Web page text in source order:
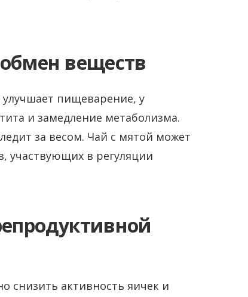
веществ
пищеварение, у
и замедление метаболизма.
за весом. Чай с мятой может
участвующих в регуляции
снизить активность яичек и